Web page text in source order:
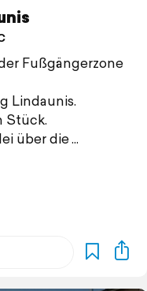
Fußgängerzone
Lindaunis.
Stück.
über die